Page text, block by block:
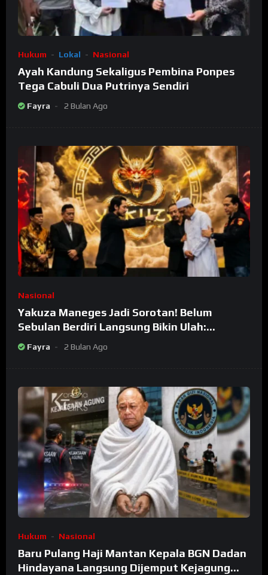
Hukum Lokal Nasional
Ayah Kandung Sekaligus Pembina Ponpes
Tega Cabuli Dua Putrinya Sendiri
Fayra 2 Bulan Ago
Nasional
Yakuza Maneges Jadi Sorotan! Belum
Sebulan Berdiri Langsung Bikin Ulah:
Bongkar Oknum Kiyai Besar
Fayra 2 Bulan Ago
Hukum Nasional
Baru Pulang Haji Mantan Kepala BGN Dadan
Hindayana Langsung Dijemput Kejagung